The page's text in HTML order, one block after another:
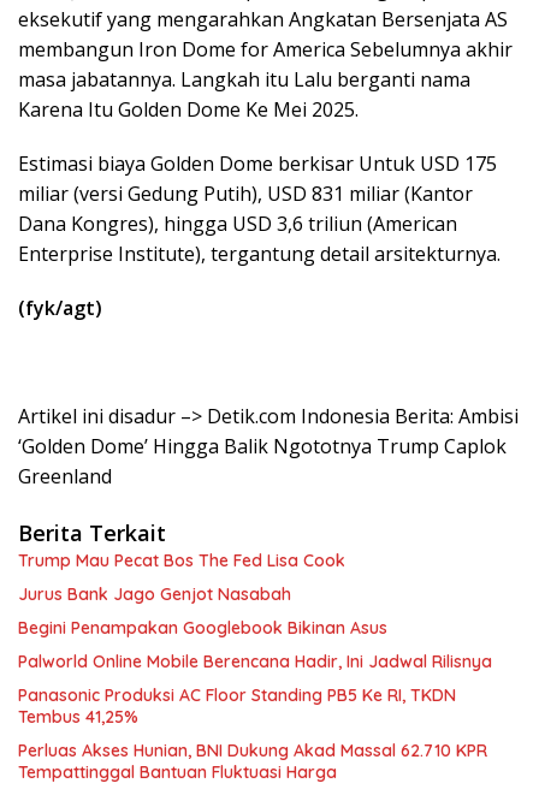
eksekutif yang mengarahkan Angkatan Bersenjata AS
membangun Iron Dome for America Sebelumnya akhir
masa jabatannya. Langkah itu Lalu berganti nama
Karena Itu Golden Dome Ke Mei 2025.
Estimasi biaya Golden Dome berkisar Untuk USD 175
miliar (versi Gedung Putih), USD 831 miliar (Kantor
Dana Kongres), hingga USD 3,6 triliun (American
Enterprise Institute), tergantung detail arsitekturnya.
(fyk/agt)
Artikel ini disadur –> Detik.com Indonesia Berita: Ambisi
‘Golden Dome’ Hingga Balik Ngototnya Trump Caplok
Greenland
Berita Terkait
Trump Mau Pecat Bos The Fed Lisa Cook
Jurus Bank Jago Genjot Nasabah
Begini Penampakan Googlebook Bikinan Asus
Palworld Online Mobile Berencana Hadir, Ini Jadwal Rilisnya
Panasonic Produksi AC Floor Standing PB5 Ke RI, TKDN
Tembus 41,25%
Perluas Akses Hunian, BNI Dukung Akad Massal 62.710 KPR
Tempattinggal Bantuan Fluktuasi Harga